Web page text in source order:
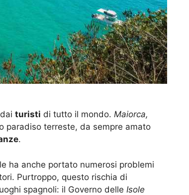
turisti di tutto il mondo. Maiorca,
paradiso terreste, da sempre amato
.
ha anche portato numerosi problemi
Purtroppo, questo rischia di
spagnoli: il Governo delle Isole